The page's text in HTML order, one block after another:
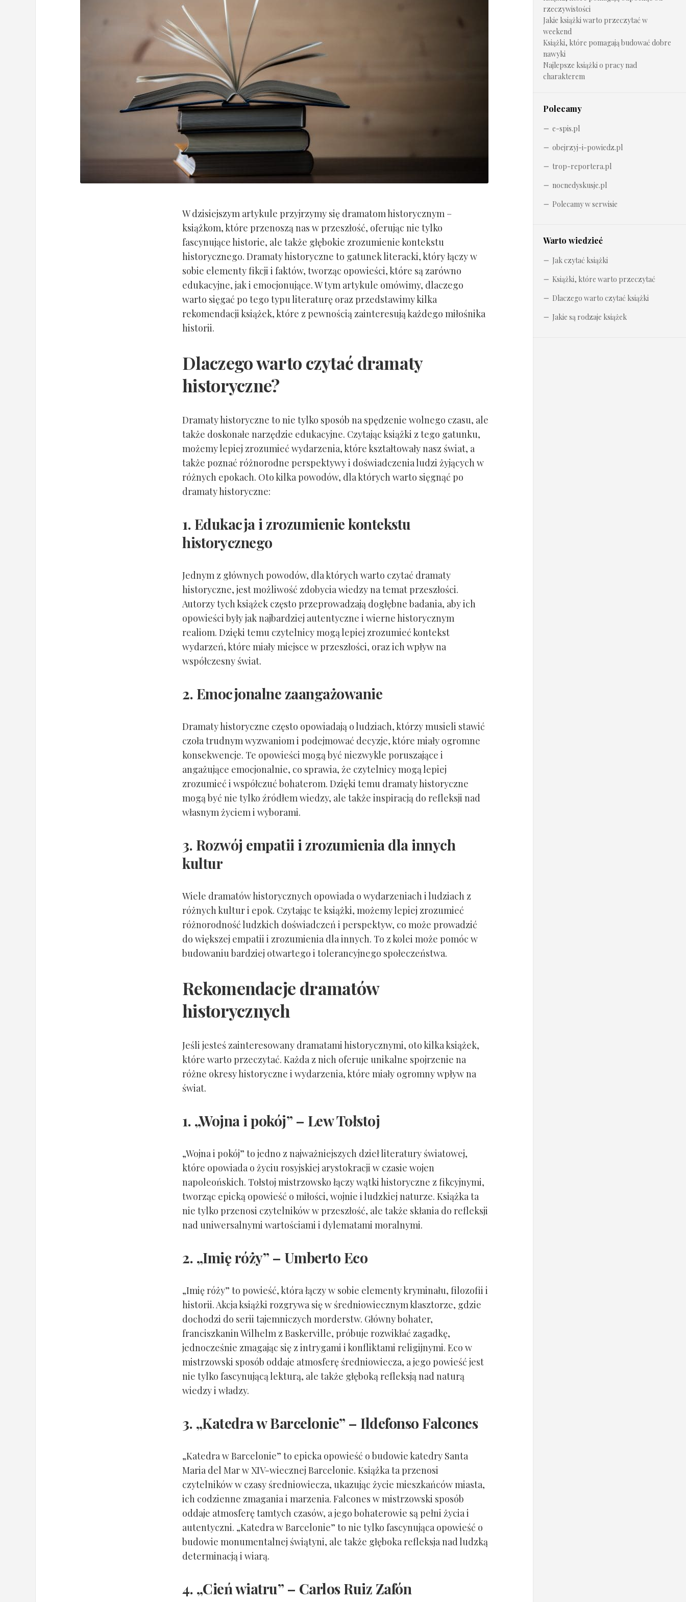
W dzisiejszym artykule przyjrzymy się dramatom historycznym –
książkom, które przenoszą nas w przeszłość, oferując nie tylko
fascynujące historie, ale także głębokie zrozumienie kontekstu
historycznego. Dramaty historyczne to gatunek literacki, który łączy w
sobie elementy fikcji i faktów, tworząc opowieści, które są zarówno
edukacyjne, jak i emocjonujące. W tym artykule omówimy, dlaczego
warto sięgać po tego typu literaturę oraz przedstawimy kilka
rekomendacji książek, które z pewnością zainteresują każdego miłośnika
historii.
Dlaczego warto czytać dramaty
historyczne?
Dramaty historyczne to nie tylko sposób na spędzenie wolnego czasu, ale
także doskonałe narzędzie edukacyjne. Czytając książki z tego gatunku,
możemy lepiej zrozumieć wydarzenia, które kształtowały nasz świat, a
także poznać różnorodne perspektywy i doświadczenia ludzi żyjących w
różnych epokach. Oto kilka powodów, dla których warto sięgnąć po
dramaty historyczne:
1. Edukacja i zrozumienie kontekstu
historycznego
Jednym z głównych powodów, dla których warto czytać dramaty
historyczne, jest możliwość zdobycia wiedzy na temat przeszłości.
Autorzy tych książek często przeprowadzają dogłębne badania, aby ich
opowieści były jak najbardziej autentyczne i wierne historycznym
realiom. Dzięki temu czytelnicy mogą lepiej zrozumieć kontekst
wydarzeń, które miały miejsce w przeszłości, oraz ich wpływ na
współczesny świat.
2. Emocjonalne zaangażowanie
Dramaty historyczne często opowiadają o ludziach, którzy musieli stawić
czoła trudnym wyzwaniom i podejmować decyzje, które miały ogromne
konsekwencje. Te opowieści mogą być niezwykle poruszające i
angażujące emocjonalnie, co sprawia, że czytelnicy mogą lepiej
zrozumieć i współczuć bohaterom. Dzięki temu dramaty historyczne
mogą być nie tylko źródłem wiedzy, ale także inspiracją do refleksji nad
własnym życiem i wyborami.
3. Rozwój empatii i zrozumienia dla innych
kultur
Wiele dramatów historycznych opowiada o wydarzeniach i ludziach z
różnych kultur i epok. Czytając te książki, możemy lepiej zrozumieć
różnorodność ludzkich doświadczeń i perspektyw, co może prowadzić
do większej empatii i zrozumienia dla innych. To z kolei może pomóc w
budowaniu bardziej otwartego i tolerancyjnego społeczeństwa.
Rekomendacje dramatów
historycznych
Jeśli jesteś zainteresowany dramatami historycznymi, oto kilka książek,
które warto przeczytać. Każda z nich oferuje unikalne spojrzenie na
różne okresy historyczne i wydarzenia, które miały ogromny wpływ na
świat.
1. „Wojna i pokój” – Lew Tołstoj
„Wojna i pokój” to jedno z najważniejszych dzieł literatury światowej,
które opowiada o życiu rosyjskiej arystokracji w czasie wojen
napoleońskich. Tołstoj mistrzowsko łączy wątki historyczne z fikcyjnymi,
tworząc epicką opowieść o miłości, wojnie i ludzkiej naturze. Książka ta
nie tylko przenosi czytelników w przeszłość, ale także skłania do refleksji
nad uniwersalnymi wartościami i dylematami moralnymi.
2. „Imię róży” – Umberto Eco
„Imię róży” to powieść, która łączy w sobie elementy kryminału, filozofii i
historii. Akcja książki rozgrywa się w średniowiecznym klasztorze, gdzie
dochodzi do serii tajemniczych morderstw. Główny bohater,
franciszkanin Wilhelm z Baskerville, próbuje rozwikłać zagadkę,
jednocześnie zmagając się z intrygami i konfliktami religijnymi. Eco w
mistrzowski sposób oddaje atmosferę średniowiecza, a jego powieść jest
nie tylko fascynującą lekturą, ale także głęboką refleksją nad naturą
wiedzy i władzy.
3. „Katedra w Barcelonie” – Ildefonso Falcones
„Katedra w Barcelonie” to epicka opowieść o budowie katedry Santa
Maria del Mar w XIV-wiecznej Barcelonie. Książka ta przenosi
czytelników w czasy średniowiecza, ukazując życie mieszkańców miasta,
ich codzienne zmagania i marzenia. Falcones w mistrzowski sposób
oddaje atmosferę tamtych czasów, a jego bohaterowie są pełni życia i
autentyczni. „Katedra w Barcelonie” to nie tylko fascynująca opowieść o
budowie monumentalnej świątyni, ale także głęboka refleksja nad ludzką
determinacją i wiarą.
4. „Cień wiatru” – Carlos Ruiz Zafón
rzeczywistości
Jakie książki warto przeczytać w
weekend
Książki, które pomagają budować dobre
nawyki
Najlepsze książki o pracy nad
charakterem
Polecamy
e-spis.pl
obejrzyj-i-powiedz.pl
trop-reportera.pl
nocnedyskusje.pl
Polecamy w serwisie
Warto wiedzieć
Jak czytać książki
Książki, które warto przeczytać
Dlaczego warto czytać książki
Jakie są rodzaje książek